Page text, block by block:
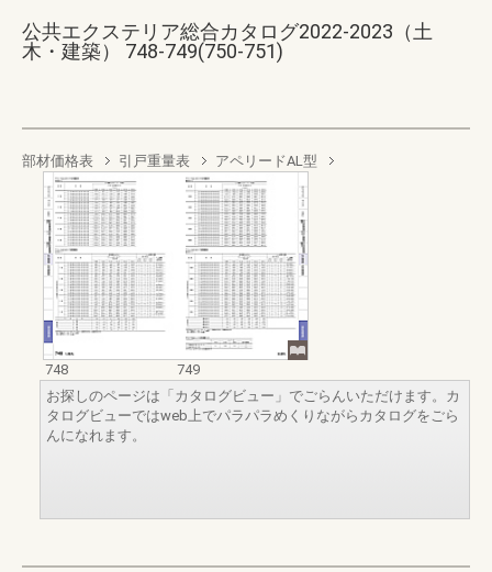
公共エクステリア総合カタログ2022-2023（土
木・建築） 748-749(750-751)
部材価格表 引戸重量表 アペリードAL型
748
749
お探しのページは「カタログビュー」でごらんいただけます。カ
タログビューではweb上でパラパラめくりながらカタログをごら
んになれます。